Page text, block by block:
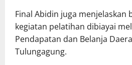
Final Abidin juga menjelaskan
kegiatan pelatihan dibiayai
Pendapatan dan Belanja
Tulungagung.